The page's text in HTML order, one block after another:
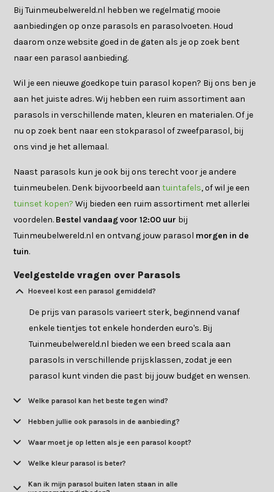
Bij Tuinmeubelwereld.nl hebben we regelmatig mooie
aanbiedingen op onze parasols en parasolvoeten. Houd
daarom onze website goed in de gaten als je op zoek bent
naar een parasol aanbieding.
Wil je een nieuwe goedkope tuin parasol kopen? Bij ons ben je
aan het juiste adres. Wij hebben een ruim assortiment aan
parasols in verschillende maten, kleuren en materialen. Of je
nu op zoek bent naar een stokparasol of zweefparasol, bij
ons vind je het allemaal.
Naast parasols kun je ook bij ons terecht voor je andere
tuinmeubelen. Denk bijvoorbeeld aantuintafels, of wil je een
tuinset kopen? Wij bieden een ruim assortiment met allerlei
voordelen. Bestel vandaag voor 12:00 uur bij
Tuinmeubelwereld.nl en ontvang jouw parasol morgen in de
tuin.
Veelgestelde vragen over Parasols
Hoeveel kost een parasol gemiddeld?
De prijs van parasols varieert sterk, beginnend vanaf
enkele tientjes tot enkele honderden euro's. Bij
Tuinmeubelwereld.nl bieden we een breed scala aan
parasols in verschillende prijsklassen, zodat je een
parasol kunt vinden die past bij jouw budget en wensen.
Welke parasol kan het beste tegen wind?
Hebben jullie ook parasols in de aanbieding?
Waar moet je op letten als je een parasol koopt?
Welke kleur parasol is beter?
Kan ik mijn parasol buiten laten staan in alle